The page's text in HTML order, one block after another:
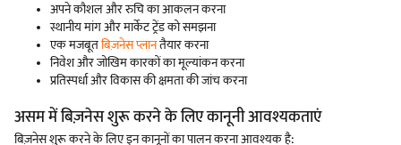
अपने कौशल और रुचि का आकलन करना
स्थानीय मांग और मार्केट ट्रेंड को समझना
एक मजबूतबिज़नेस प्लानतैयार करना
निवेश और जोखिम कारकों का मूल्यांकन करना
प्रतिस्पर्धा और विकास की क्षमता की जांच करना
असम में बिज़नेस शुरू करने के लिए कानूनी आवश्यकताएं
बिज़नेस शुरू करने के लिए इन कानूनों का पालन करना आवश्यक है: